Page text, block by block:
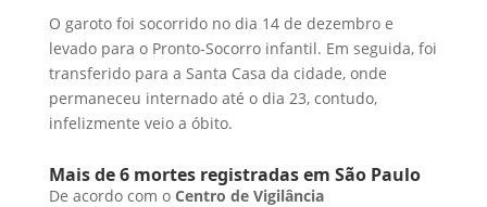
O garoto foi socorrido no dia 14 de dezembro e
levado para o Pronto-Socorro infantil. Em seguida, foi
transferido para a Santa Casa da cidade, onde
permaneceu internado até o dia 23, contudo,
infelizmente veio a óbito.
Mais de 6 mortes registradas em São Paulo
De acordo com o Centro de Vigilância